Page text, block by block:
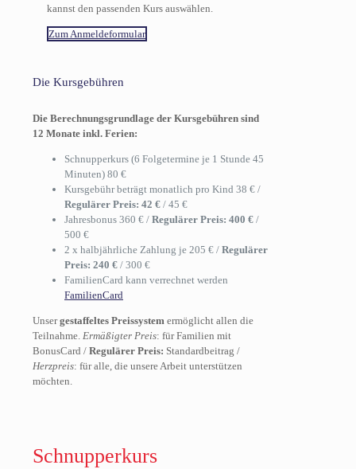
kannst den passenden Kurs auswählen.
Zum Anmeldeformular
Die Kursgebühren
Die Berechnungsgrundlage der Kursgebühren sind
12 Monate inkl. Ferien:
Schnupperkurs (6 Folgetermine je 1 Stunde 45
Minuten) 80 €
Kursgebühr beträgt monatlich pro Kind 38 € /
Regulärer Preis: 42 € / 45 €
Jahresbonus 360 € / Regulärer Preis: 400 € /
500 €
2 x halbjährliche Zahlung je 205 € / Regulärer
Preis: 240 € / 300 €
FamilienCard kann verrechnet werden
FamilienCard
Unsergestaffeltes Preissystem ermöglicht allen die
Teilnahme. Ermäßigter Preis: für Familien mit
BonusCard / Regulärer Preis: Standardbeitrag /
Herzpreis: für alle, die unsere Arbeit unterstützen
möchten.
Schnupperkurs